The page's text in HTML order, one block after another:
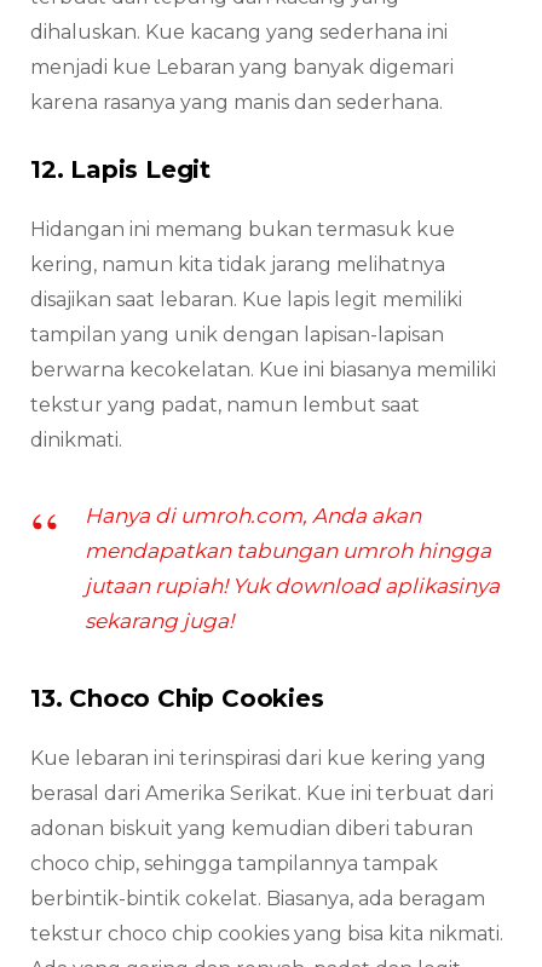
dihaluskan. Kue kacang yang sederhana ini
menjadi kue Lebaran yang banyak digemari
karena rasanya yang manis dan sederhana.
12. Lapis Legit
Hidangan ini memang bukan termasuk kue
kering, namun kita tidak jarang melihatnya
disajikan saat lebaran. Kue lapis legit memiliki
tampilan yang unik dengan lapisan-lapisan
berwarna kecokelatan. Kue ini biasanya memiliki
tekstur yang padat, namun lembut saat
dinikmati.
Hanya di umroh.com, Anda akan
mendapatkan tabungan umroh hingga
jutaan rupiah! Yuk download aplikasinya
sekarang juga!
13. Choco Chip Cookies
Kue lebaran ini terinspirasi dari kue kering yang
berasal dari Amerika Serikat. Kue ini terbuat dari
adonan biskuit yang kemudian diberi taburan
choco chip, sehingga tampilannya tampak
berbintik-bintik cokelat. Biasanya, ada beragam
tekstur choco chip cookies yang bisa kita nikmati.